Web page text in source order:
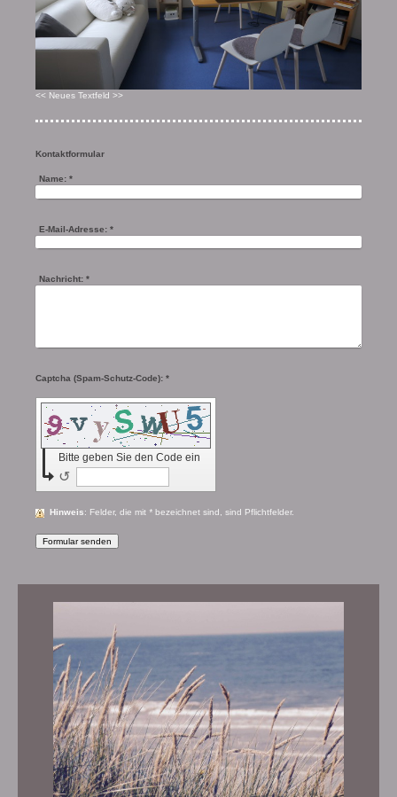
<< Neues Textfeld >>
Kontaktformular
Name:*
E-Mail-Adresse:*
Nachricht:*
Captcha (Spam-Schutz-Code): *
Bitte geben Sie den Code ein
↺
Hinweis : Felder, die mit * bezeichnet sind, sind Pflichtfelder.